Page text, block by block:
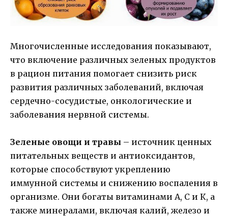
Многочисленные исследования показывают,
что включение различных зеленых продуктов
в рацион питания помогает снизить риск
развития различных заболеваний, включая
сердечно-сосудистые, онкологические и
заболевания нервной системы.
Зеленые овощи и травы – источник ценных
питательных веществ и антиоксидантов,
которые способствуют укреплению
иммунной системы и снижению воспаления в
организме. Они богаты витаминами А, С и К, а
также минералами, включая калий, железо и